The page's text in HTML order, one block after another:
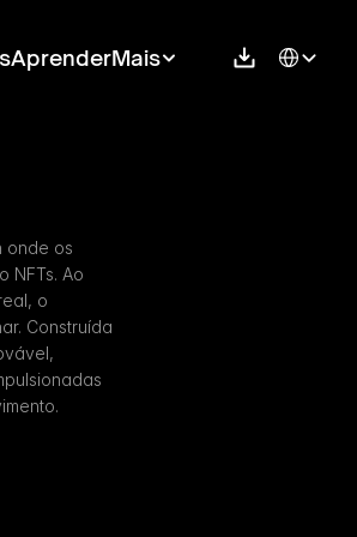
AprenderMais Select
onde os
NFTs. Ao
o
Construída